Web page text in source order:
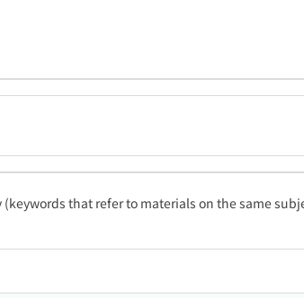
that refer to materials on the same